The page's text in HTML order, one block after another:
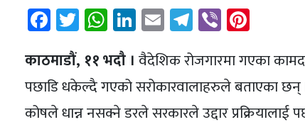
Facebook
Twitter
WhatsApp
LinkedIn
EmailTelegram
Viber
काठमाडौं, ११ भदौ । वैदेशिक रोजगारमा गएका
पछाडि धकेल्दै गएको सरोकारवालाहरुले बताएका छन् ।
कोषले धान्न नसक्ने डरले सरकारले उद्दार